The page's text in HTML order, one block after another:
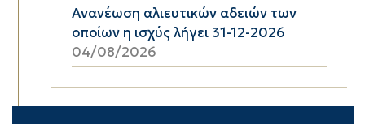
Ανανέωση αλιευτικών αδειών των
οποίων η ισχύς λήγει 31-12-2026
04/08/2026